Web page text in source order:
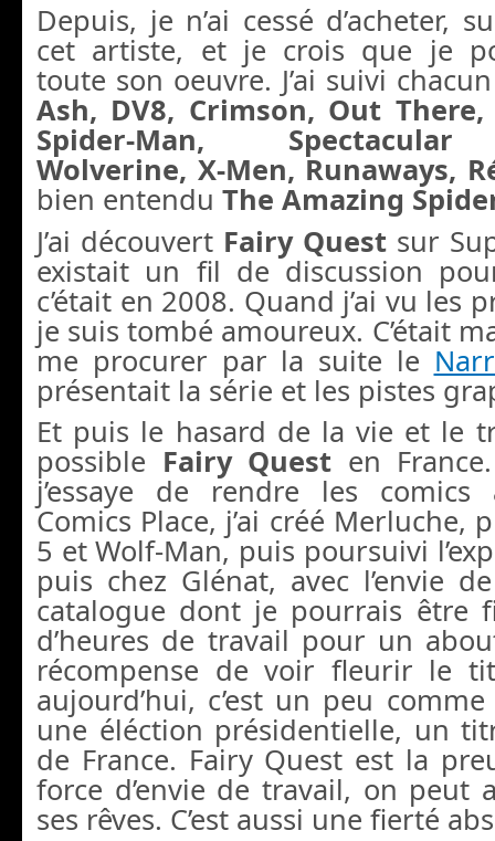
Depuis, je n’ai cessé d’acheter,
cet artiste, et je crois que je
toute son oeuvre. J’ai suivi
Ash, DV8, Crimson, Out
Spider-Man, Spectacular
Wolverine, X-Men, Runaways,
bien entendu The Amazing
J’ai découvert Fairy Quest sur
existait un fil de discussion
c’était en 2008. Quand j’ai vu les
je suis tombé amoureux. C’était
me procurer par la suite le
présentait la série et les pistes
Et puis le hasard de la vie et le
possible Fairy Quest en
j’essaye de rendre les comics
Comics Place, j’ai créé Merluche,
5 et Wolf-Man, puis poursuivi
puis chez Glénat, avec l’envie
catalogue dont je pourrais être
d’heures de travail pour un
récompense de voir fleurir le
aujourd’hui, c’est un peu
une éléction présidentielle, un
de France. Fairy Quest est la
force d’envie de travail, on peut
ses rêves. C’est aussi une fierté